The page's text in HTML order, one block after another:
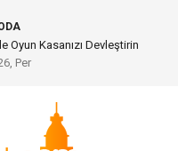
Oyun Kasanızı Devleştirin
Per